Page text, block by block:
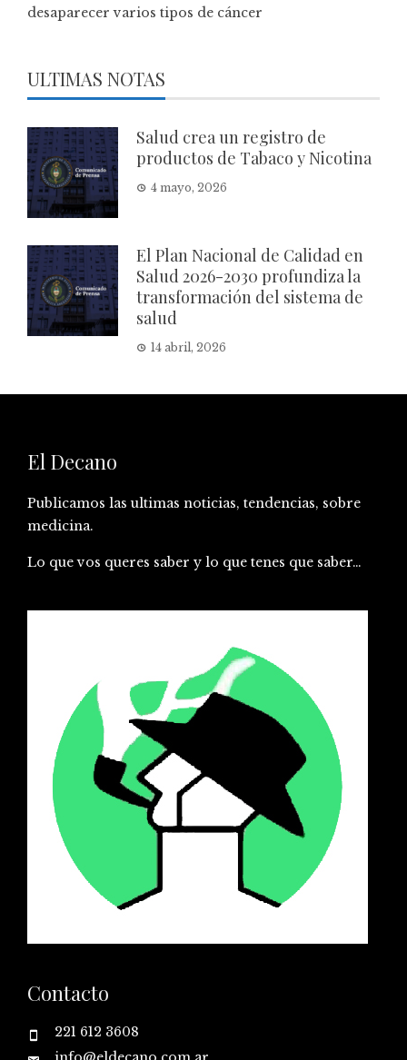
desaparecer varios tipos de cáncer
ULTIMAS NOTAS
Salud crea un registro de
productos de Tabaco y Nicotina
4 mayo, 2026
El Plan Nacional de Calidad en
Salud 2026-2030 profundiza la
transformación del sistema de
salud
14 abril, 2026
El Decano
Publicamos las ultimas noticias, tendencias, sobre
medicina.
Lo que vos queres saber y lo que tenes que saber…
Contacto
221 612 3608